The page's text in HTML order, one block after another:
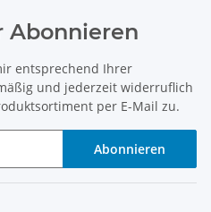
Abonnieren
entsprechend Ihrer
und jederzeit widerruflich
per E-Mail zu.
Abonnieren